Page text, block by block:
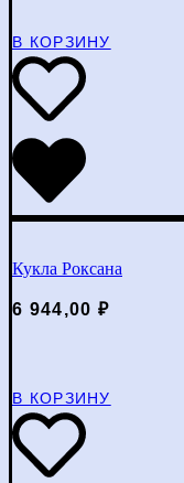
В КОРЗИНУ
Кукла Роксана
6 944,00 ₽
В КОРЗИНУ